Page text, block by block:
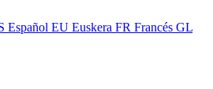
Español EU Euskera FR Francés GL